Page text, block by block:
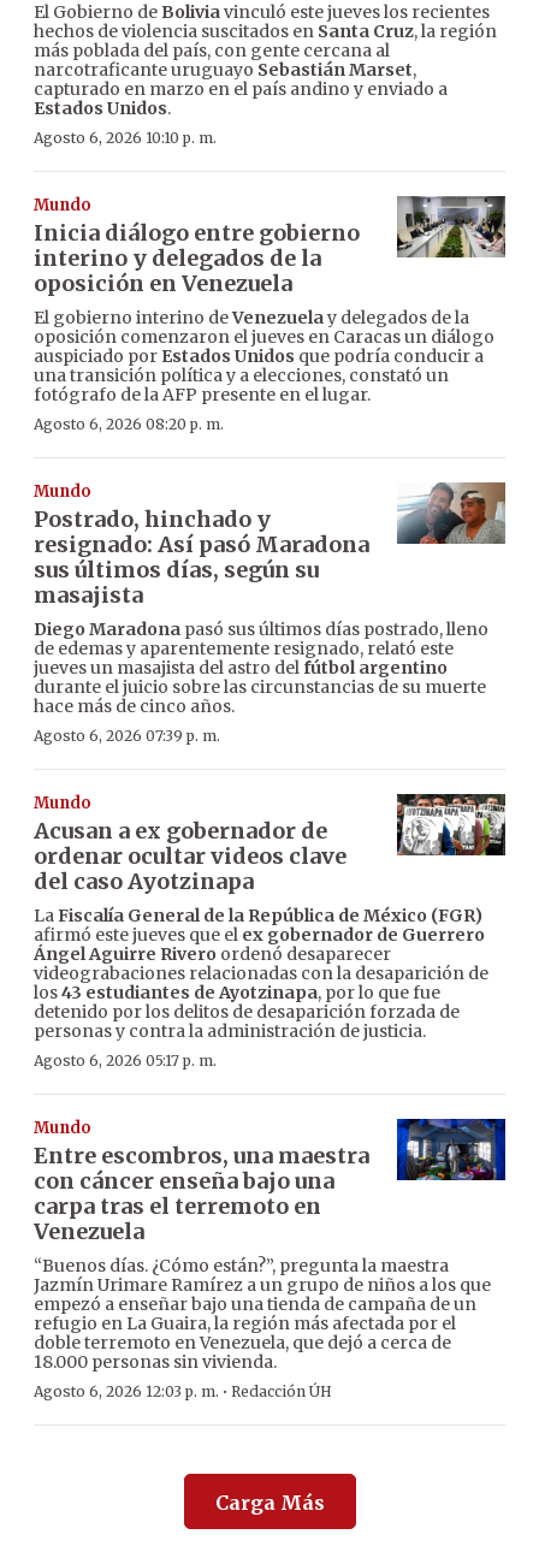
El Gobierno de Boliviavinculó este jueves los recientes
hechos de violencia suscitados en Santa Cruz, la región
más poblada del país, con gente cercana al
narcotraficante uruguayo Sebastián Marset,
capturado en marzo en el país andino y enviado a
Estados Unidos.
Agosto 6, 2026 10:10 p. m.
Mundo
Inicia diálogo entre gobierno
interino y delegados de la
oposición en Venezuela
El gobierno interino deVenezuelay delegados de la
oposición comenzaron el jueves en Caracas un diálogo
auspiciado por Estados Unidos que podría conducir a
una transición política y a elecciones, constató un
fotógrafo de la AFP presente en el lugar.
Agosto 6, 2026 08:20 p. m.
Mundo
Postrado, hinchado y
resignado: Así pasó Maradona
sus últimos días, según su
masajista
Diego Maradona pasó sus últimos días postrado, lleno
de edemas y aparentemente resignado, relató este
jueves un masajista del astro delfútbol argentino
durante el juicio sobre las circunstancias de su muerte
hace más de cinco años.
Agosto 6, 2026 07:39 p. m.
Mundo
Acusan a ex gobernador de
ordenar ocultar videos clave
del caso Ayotzinapa
LaFiscalía General de la República de México (FGR)
afirmó este jueves que el ex gobernador de Guerrero
Ángel Aguirre Rivero ordenó desaparecer
videograbaciones relacionadas con la desaparición de
los43 estudiantes de Ayotzinapa, por lo que fue
detenido por los delitos de desaparición forzada de
personas y contra la administración de justicia.
Agosto 6, 2026 05:17 p. m.
Mundo
Entre escombros, una maestra
con cáncer enseña bajo una
carpa tras el terremoto en
Venezuela
“Buenos días. ¿Cómo están?”, pregunta la maestra
Jazmín Urimare Ramírez a un grupo de niños a los que
empezó a enseñar bajo una tienda de campaña de un
refugio en La Guaira, la región más afectada por el
doble terremoto en Venezuela, que dejó a cerca de
18.000 personas sin vivienda.
Agosto 6, 2026 12:03 p. m. · Redacción ÚH
Carga Más